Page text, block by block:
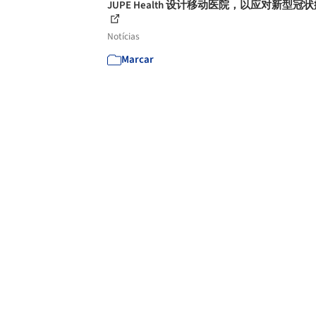
JUPE Health 设计移动医院，以应对新型冠
Notícias
Marcar